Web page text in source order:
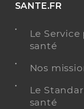
SANTE.FR
Le
santé
Nos
Le
santé